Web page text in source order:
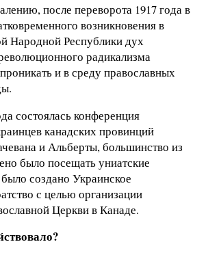
после переворота 1917 года в
возникновения в
Народной Республики дух
радикализма
и в среду православных
состоялась конференция
канадских провинций
и Альберты, большинство из
было посещать униатские
создано Украинское
с целью организации
Церкви в Канаде.